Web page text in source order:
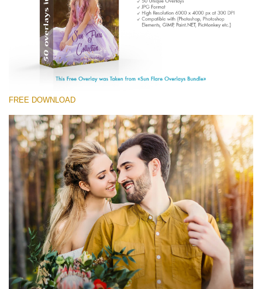
(1783 Overlays)
Large 6000*4000px
Скачать Бесплатно
FREE DOWNLOAD